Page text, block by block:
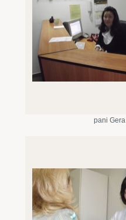
pani Gera